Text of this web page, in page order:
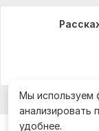
Мы используем
анализировать
удобнее.